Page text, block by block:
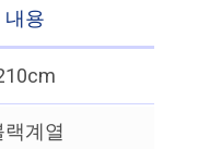
내용
랙계열